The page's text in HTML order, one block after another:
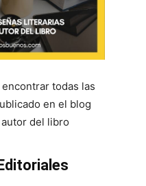
todas las
en el blog
del libro